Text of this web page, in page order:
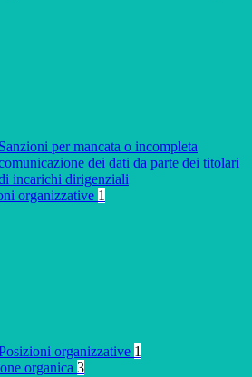
Sanzioni per mancata o incompleta
dei dati da parte dei titolari
incarichi dirigenziali
organizzative 1
organizzative 1
organica 3